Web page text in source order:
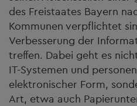
des Freistaates Bayern
Kommunen verpflichtet
Verbesserung der
treffen. Dabei geht es
IT-Systemen und
elektronischer Form,
Art, etwa auch